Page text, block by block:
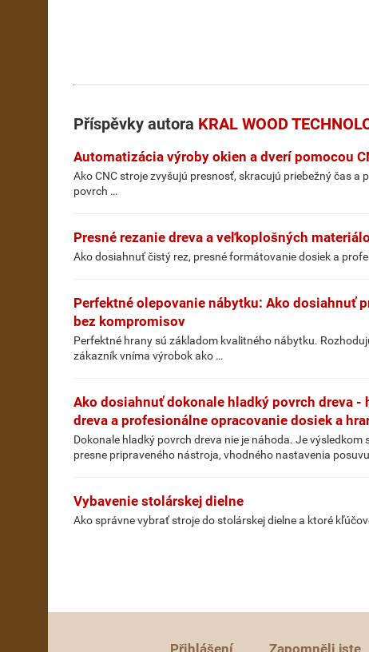
Příspěvky autora KRAL WOOD
Automatizácia výroby okien a dverí pomocou
Ako CNC stroje zvyšujú presnosť, skracujú priebežný čas
povrch …
Presné rezanie dreva a veľkoplošných
Ako dosiahnuť čistý rez, presné formátovanie dosiek a
Perfektné olepovanie nábytku: Ako dosiahnuť
bez kompromisov
Perfektné hrany sú základom kvalitného nábytku.
zákazník vníma výrobok ako …
Ako dosiahnuť dokonale hladký povrch dreva
dreva a profesionálne opracovanie dosiek a
Dokonale hladký povrch dreva nie je náhoda. Je
presne pripraveného nástroja, vhodného nastavenia
Vybavenie stolárskej dielne
Ako správne vybrať stroje do stolárskej dielne a ktoré
Přihlášení Zapomněli jste